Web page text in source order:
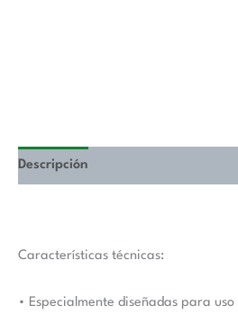
Descripción
Características técnicas:
• Especialmente diseñadas para